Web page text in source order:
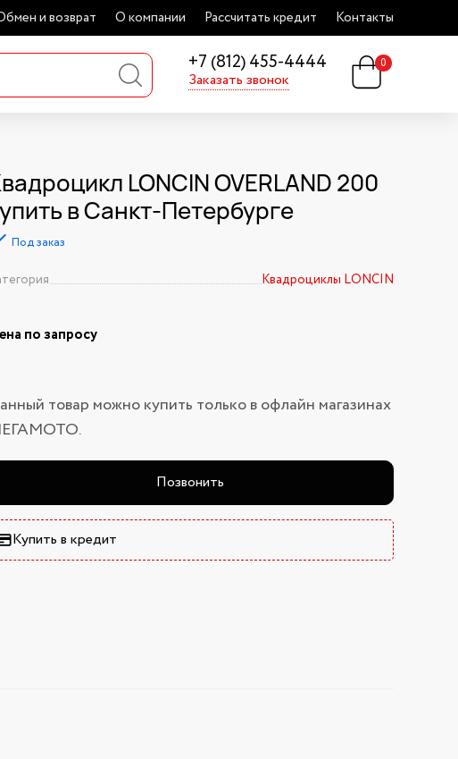
и возврат О компании Рассчитать кредит Контакты
+7 (812) 455-4444
Заказать звонок
0
LONCIN OVERLAND 200
в Санкт-Петербурге
Под заказ
Квадроциклы LONCIN
по запросу
товар можно купить только в офлайн магазинах
Позвонить
Купить в кредит